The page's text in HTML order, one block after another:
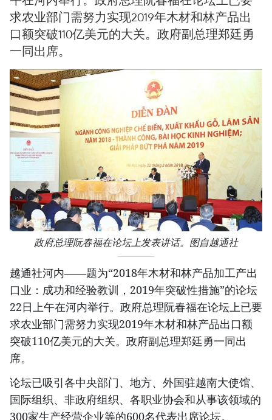
求农业部门需努力实现2019年木材和林产品出
口额突破110亿美元的大关。政府副总理郑廷勇
一同出席。
政府总理阮春福在论坛上发表讲话。图自越通社
越通社河内——题为“2018年木材和林产品加工产出
口业：成功和经验教训，2019年突破性措施”的论坛
22日上午在河内举行。政府总理阮春福在论坛上已要
求农业部门需努力实现2019年木材和林产品出口额
突破110亿美元的大关。政府副总理郑廷勇一同出
席。
论坛已吸引各中央部门、地方、外国驻越南大使馆、
国际组织、非政府组织、各职业协会和从事该领域的
300家生产经营企业等的600名代表出席论坛。